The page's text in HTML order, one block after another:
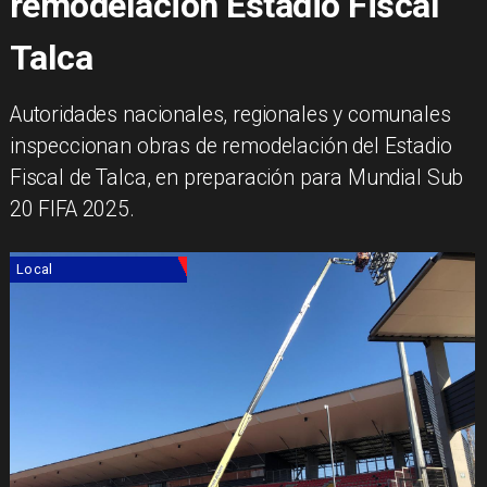
Talca
Autoridades nacionales, regionales y comunales
inspeccionan obras de remodelación del Estadio
Fiscal de Talca, en preparación para Mundial Sub
20 FIFA 2025.
Local